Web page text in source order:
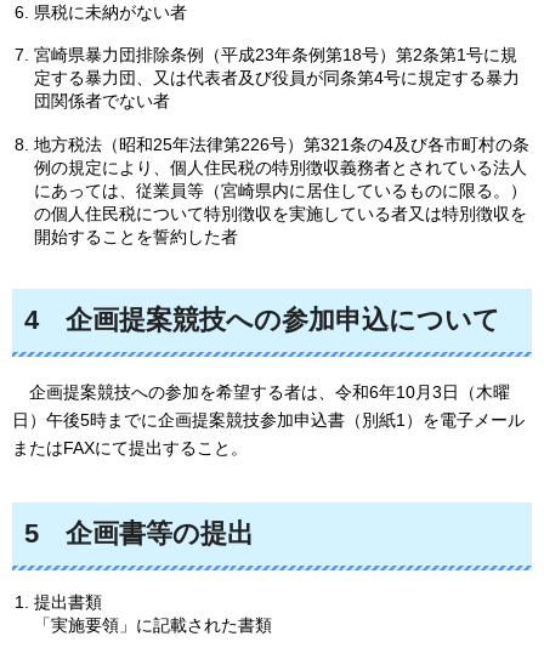
県税に未納がない者
宮崎県暴力団排除条例（平成23年条例第18号）第2条第1号に規
定する暴力団、又は代表者及び役員が同条第4号に規定する暴力
団関係者でない者
地方税法（昭和25年法律第226号）第321条の4及び各市町村の条
例の規定により、個人住民税の特別徴収義務者とされている法人
にあっては、従業員等（宮崎県内に居住しているものに限る。）
の個人住民税について特別徴収を実施している者又は特別徴収を
開始することを誓約した者
4 企画提案競技への参加申込について
企画提案競技への参加を希望する者は、令和6年10月3日（木曜
日）午後5時までに企画提案競技参加申込書（別紙1）を電子メール
またはFAXにて提出すること。
5 企画書等の提出
提出書類
「実施要領」に記載された書類